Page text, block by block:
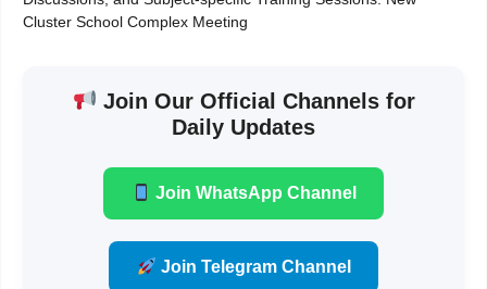
Cluster School Complex Meeting
Join Our Official Channels for
Daily Updates
Join WhatsApp Channel
Join Telegram Channel